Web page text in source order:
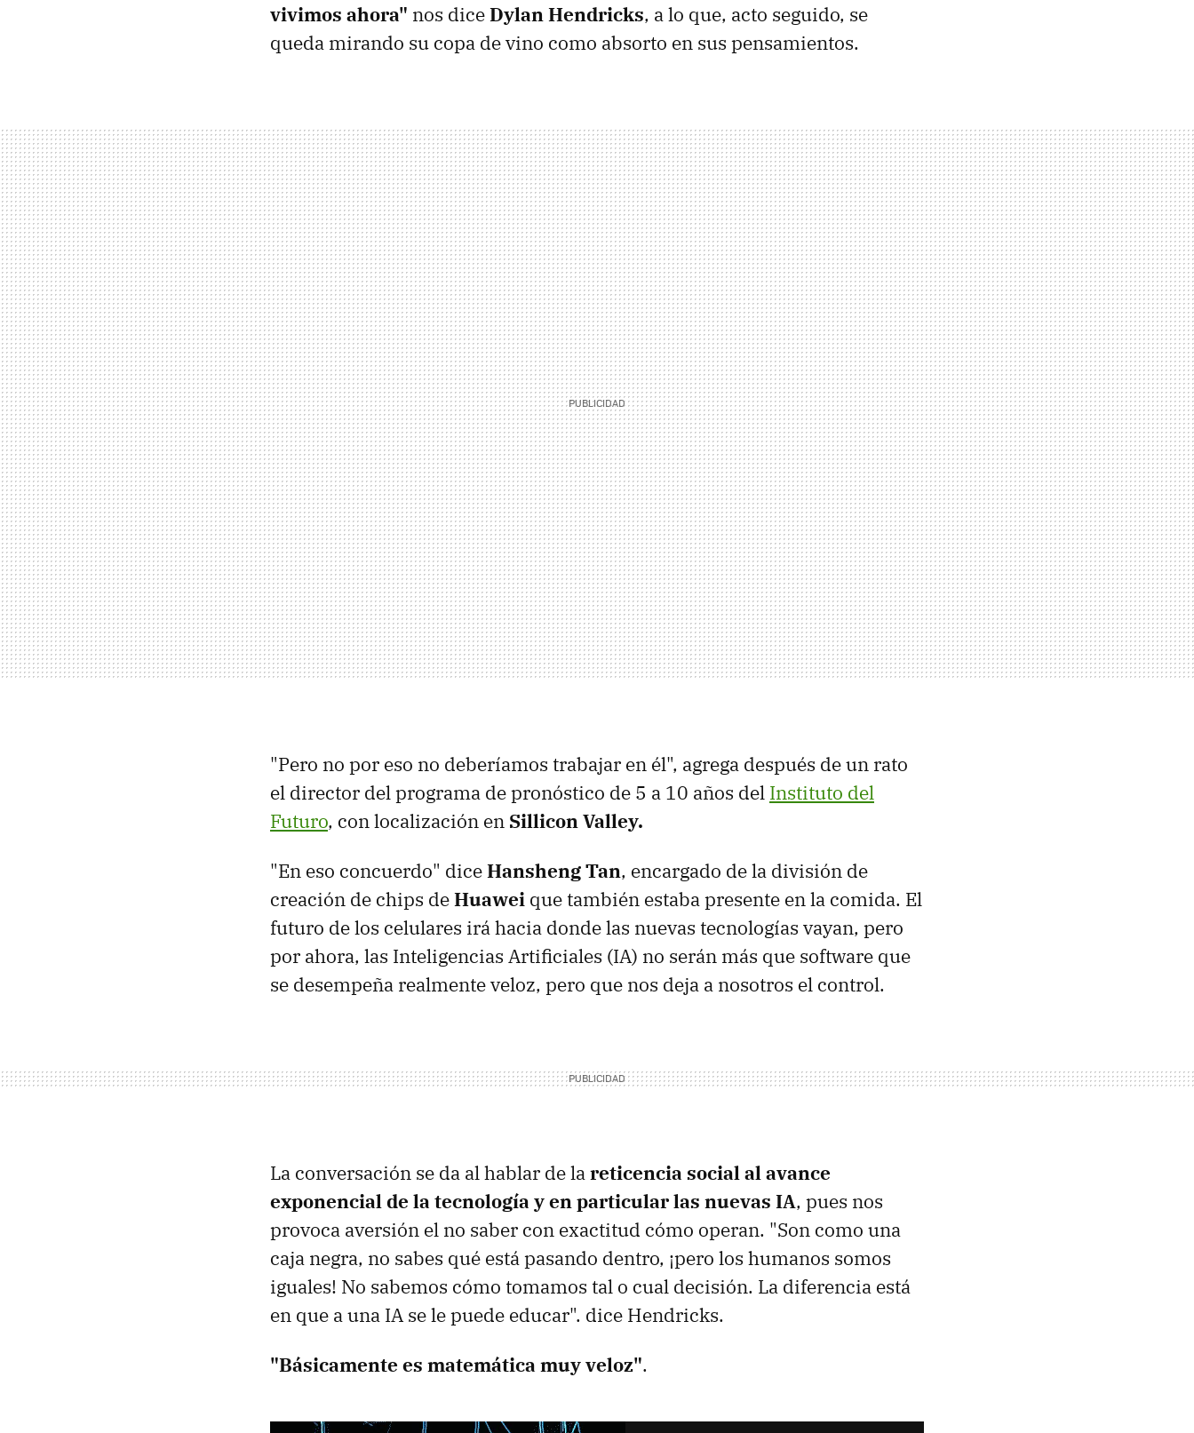
vivimos ahora" nos diceDylan Hendricks, a lo que, acto seguido, se
queda mirando su copa de vino como absorto en sus pensamientos.
"Pero no por eso no deberíamos trabajar en él", agrega después de un rato
el director del programa de pronóstico de 5 a 10 años del Instituto del
Futuro, con localización en Sillicon Valley.
"En eso concuerdo" diceHansheng Tan, encargado de la división de
creación de chips deHuawei que también estaba presente en la comida. El
futuro de los celulares irá hacia donde las nuevas tecnologías vayan, pero
por ahora, las Inteligencias Artificiales (IA) no serán más que software que
se desempeña realmente veloz, pero que nos deja a nosotros el control.
La conversación se da al hablar de lareticencia social al avance
exponencial de la tecnología y en particular las nuevas IA, pues nos
provoca aversión el no saber con exactitud cómo operan. "Son como una
caja negra, no sabes qué está pasando dentro, ¡pero los humanos somos
iguales! No sabemos cómo tomamos tal o cual decisión. La diferencia está
en que a una IA se le puede educar". dice Hendricks.
"Básicamente es matemática muy veloz".